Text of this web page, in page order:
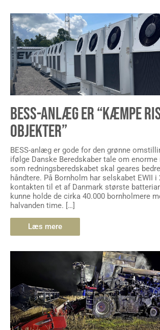
BESS-ANLÆG ER “KÆMPE
OBJEKTER”
BESS-anlæg er gode for den grønne
ifølge Danske Beredskaber tale om
som redningsberedskabet skal geares
håndtere. På Bornholm har selskabet EWII
kontakten til et af Danmark største
kunne holde de cirka 40.000 bornholmere
halvanden time. […]
Læs mere